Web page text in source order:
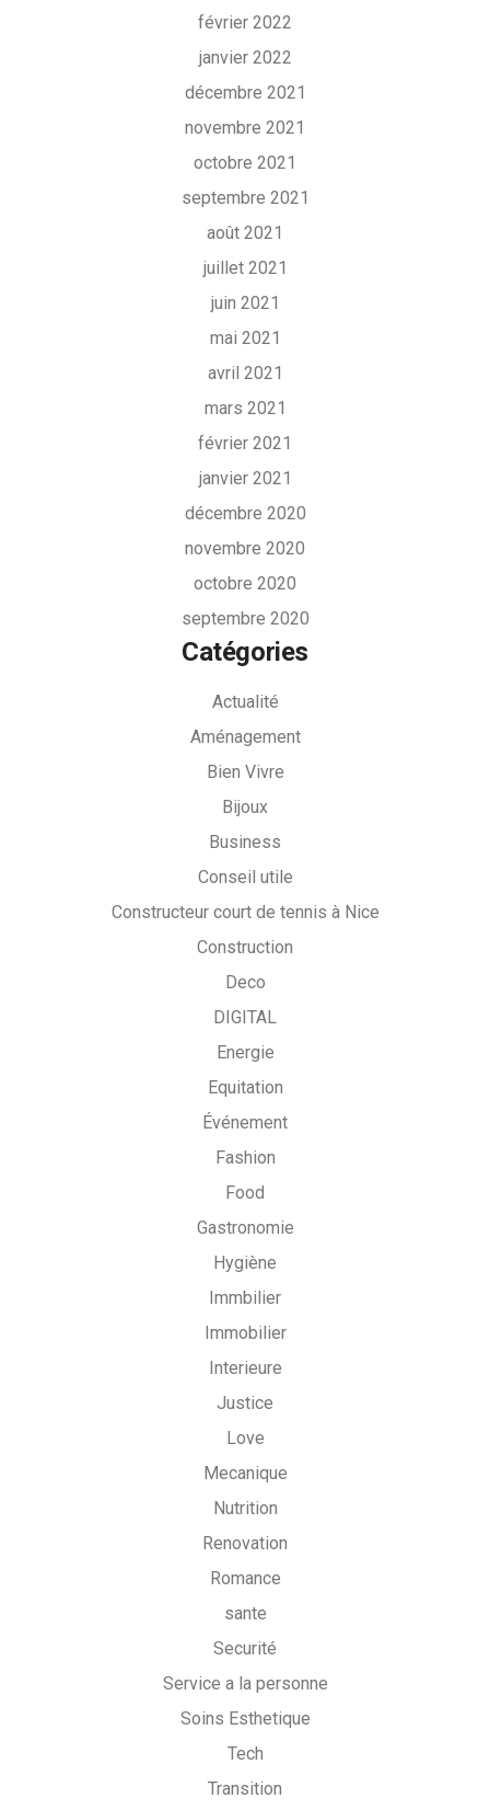
février 2022
janvier 2022
décembre 2021
novembre 2021
octobre 2021
septembre 2021
août 2021
juillet 2021
juin 2021
mai 2021
avril 2021
mars 2021
février 2021
janvier 2021
décembre 2020
novembre 2020
octobre 2020
septembre 2020
Catégories
Actualité
Aménagement
Bien Vivre
Bijoux
Business
Conseil utile
Constructeur court de tennis à Nice
Construction
Deco
DIGITAL
Energie
Equitation
Événement
Fashion
Food
Gastronomie
Hygiène
Immbilier
Immobilier
Interieure
Justice
Love
Mecanique
Nutrition
Renovation
Romance
sante
Securité
Service a la personne
Soins Esthetique
Tech
Transition